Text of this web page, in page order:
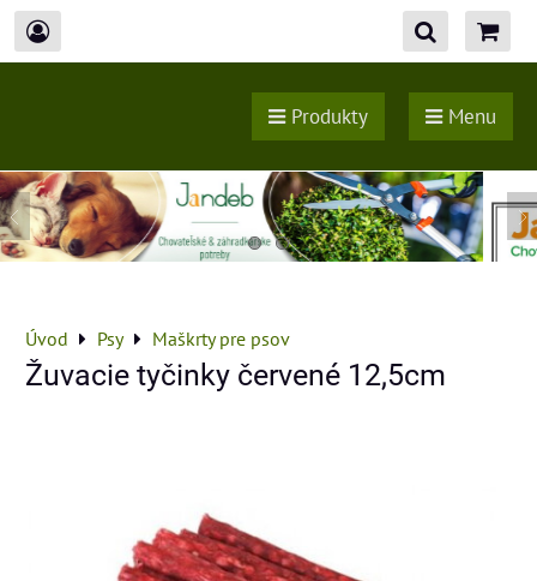
Produkty Menu
Úvod Psy Maškrty pre psov
Žuvacie tyčinky červené 12,5cm